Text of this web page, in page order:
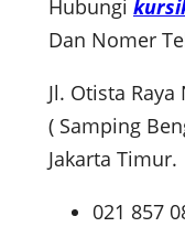
Hubungi
Dan Nomer
Jl. Otista Raya
( Samping
Jakarta Timur.
021 857